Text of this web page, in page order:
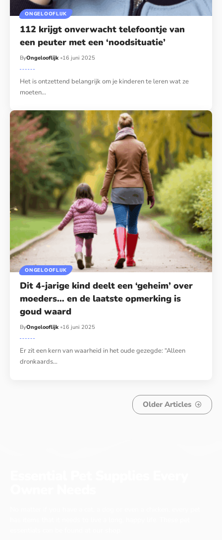
ONGELOOFLIJK
112 krijgt onverwacht telefoontje van
een peuter met een ‘noodsituatie’
ByOngelooflijk 16 juni 2025
Het is ontzettend belangrijk om je kinderen te leren wat ze
moeten…
ONGELOOFLIJK
Dit 4-jarige kind deelt een ‘geheim’ over
moeders… en de laatste opmerking is
goud waard
ByOngelooflijk 16 juni 2025
Er zit een kern van waarheid in het oude gezegde: “Alleen
dronkaards…
Older Articles